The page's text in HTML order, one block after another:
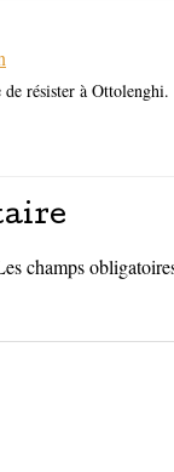
résister à Ottolenghi.
champs